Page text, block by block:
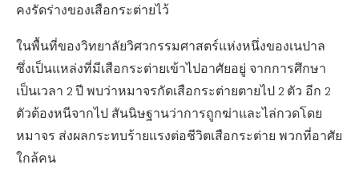
คงรัดร่างของเสือกระต่ายไว้
ในพื้นที่ของวิทยาลัยวิศวกรรมศาสตร์แห่งหนึ่งของเนปาล
ซึ่งเป็นแหล่งที่มีเสือกระต่ายเข้าไปอาศัยอยู่ จากการศึกษา
เป็นเวลา 2 ปี พบว่าหมาจรกัดเสือกระต่ายตายไป 2 ตัว อีก 2
ตัวต้องหนีจากไป สันนิษฐานว่าการถูกฆ่าและไล่กวดโดย
หมาจร ส่งผลกระทบร้ายแรงต่อชีวิตเสือกระต่าย พวกที่อาศัย
ใกล้คน